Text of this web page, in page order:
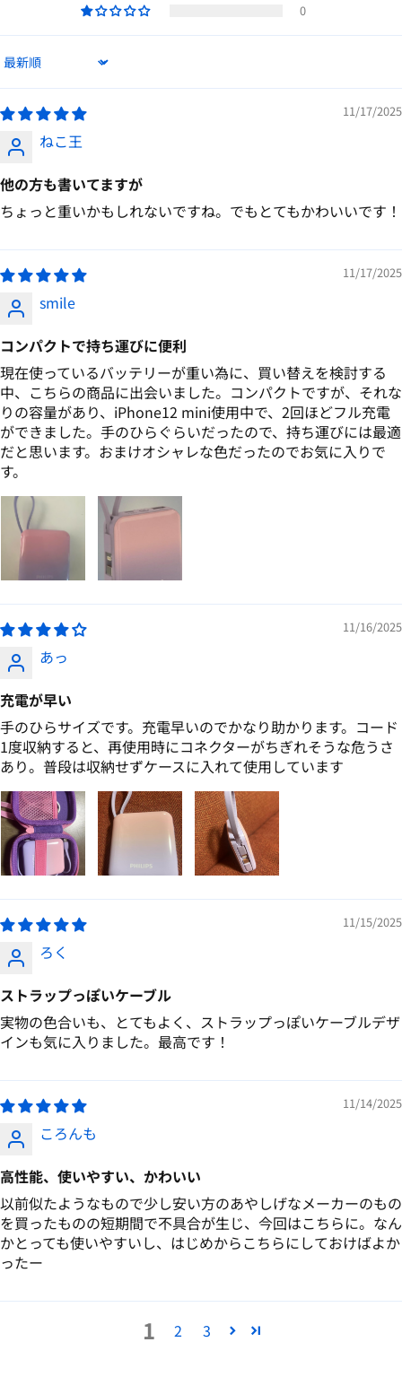
0
Sort by
11/17/2025
ねこ王
他の方も書いてますが
ちょっと重いかもしれないですね。でもとてもかわいいです！
11/17/2025
smile
コンパクトで持ち運びに便利
現在使っているバッテリーが重い為に、買い替えを検討する
中、こちらの商品に出会いました。コンパクトですが、それな
りの容量があり、iPhone12 mini使用中で、2回ほどフル充電
ができました。手のひらぐらいだったので、持ち運びには最適
だと思います。おまけオシャレな色だったのでお気に入りで
す。
11/16/2025
あっ
充電が早い
手のひらサイズです。充電早いのでかなり助かります。コード
1度収納すると、再使用時にコネクターがちぎれそうな危うさ
あり。普段は収納せずケースに入れて使用しています
11/15/2025
ろく
ストラップっぽいケーブル
実物の色合いも、とてもよく、ストラップっぽいケーブルデザ
インも気に入りました。最高です！
11/14/2025
ころんも
高性能、使いやすい、かわいい
以前似たようなもので少し安い方のあやしげなメーカーのもの
を買ったものの短期間で不具合が生じ、今回はこちらに。なん
かとっても使いやすいし、はじめからこちらにしておけばよか
ったー
1 2 3